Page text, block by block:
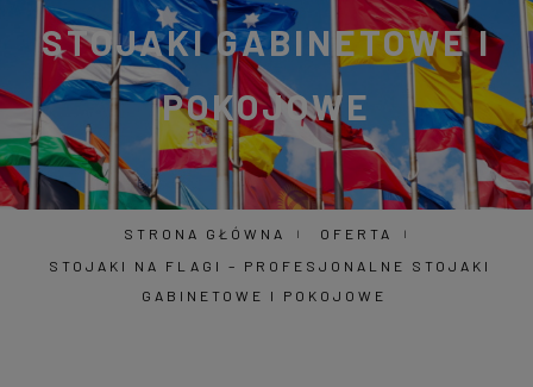
STOJAKI GABINETOWE I
POKOJOWE
STRONA GŁÓWNA
OFERTA
STOJAKI NA FLAGI – PROFESJONALNE STOJAKI
GABINETOWE I POKOJOWE